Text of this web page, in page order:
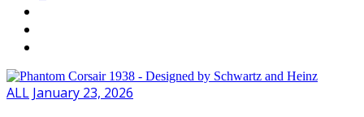
ALL January 23, 2026